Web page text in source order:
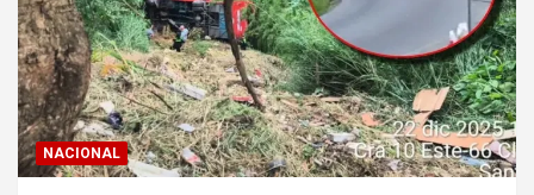
NACIONAL